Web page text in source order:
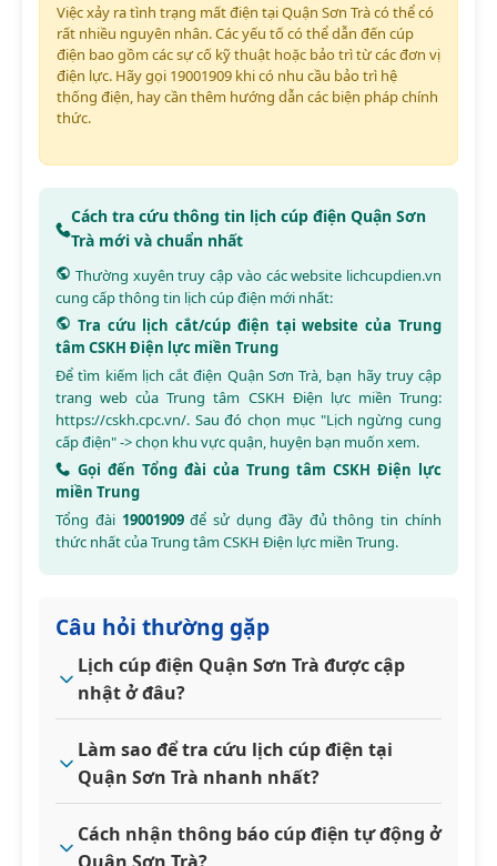
Việc xảy ra tình trạng mất điện tại Quận Sơn Trà có thể có
rất nhiều nguyên nhân. Các yếu tố có thể dẫn đến cúp
điện bao gồm các sự cố kỹ thuật hoặc bảo trì từ các đơn vị
điện lực. Hãy gọi 19001909 khi có nhu cầu bảo trì hệ
thống điện, hay cần thêm hướng dẫn các biện pháp chính
thức.
Cách tra cứu thông tin lịch cúp điện Quận Sơn
Trà mới và chuẩn nhất
Thường xuyên truy cập vào các website lichcupdien.vn
cung cấp thông tin lịch cúp điện mới nhất:
Tra cứu lịch cắt/cúp điện tại website của Trung
tâm CSKH Điện lực miền Trung
Để tìm kiếm lịch cắt điện Quận Sơn Trà, bạn hãy truy cập
trang web của Trung tâm CSKH Điện lực miền Trung:
https://cskh.cpc.vn/. Sau đó chọn mục "Lịch ngừng cung
cấp điện" -> chọn khu vực quận, huyện bạn muốn xem.
Gọi đến Tổng đài của Trung tâm CSKH Điện lực
miền Trung
Tổng đài 19001909để sử dụng đầy đủ thông tin chính
thức nhất của Trung tâm CSKH Điện lực miền Trung.
Câu hỏi thường gặp
Lịch cúp điện Quận Sơn Trà được cập
nhật ở đâu?
Làm sao để tra cứu lịch cúp điện tại
Quận Sơn Trà nhanh nhất?
Cách nhận thông báo cúp điện tự động ở